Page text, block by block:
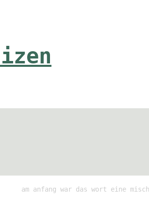
am anfang war das wort eine